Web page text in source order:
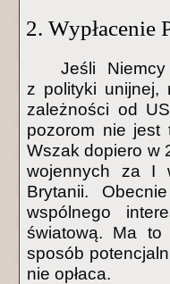
2. Wypłacenie
Jeśli
z polityki unijnej,
zależności od
pozorom nie jest
Wszak dopiero w
wojennych za I
Brytanii.
wspólnego
światową. Ma to
sposób
nie opłaca.